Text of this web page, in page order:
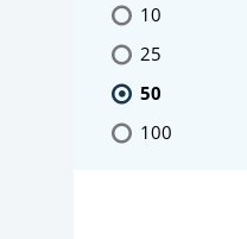
10
25
50
100